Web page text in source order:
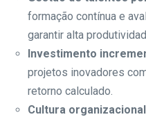
formação contínua e
garantir alta
Investimento
projetos inovadores
retorno calculado.
Cultura